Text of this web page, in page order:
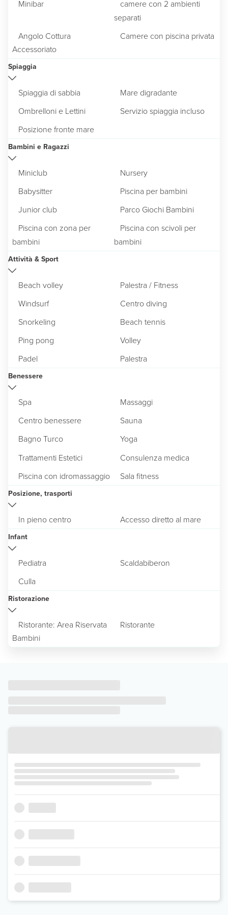
Minibar
camere con 2 ambienti
separati
Angolo Cottura
Accessoriato
Camere con piscina privata
Spiaggia
Spiaggia di sabbia
Mare digradante
Ombrelloni e Lettini
Servizio spiaggia incluso
Posizione fronte mare
Bambini e Ragazzi
Miniclub
Nursery
Babysitter
Piscina per bambini
Junior club
Parco Giochi Bambini
Piscina con zona per
bambini
Piscina con scivoli per
bambini
Attività & Sport
Beach volley
Palestra / Fitness
Windsurf
Centro diving
Snorkeling
Beach tennis
Ping pong
Volley
Padel
Palestra
Benessere
Spa
Massaggi
Centro benessere
Sauna
Bagno Turco
Yoga
Trattamenti Estetici
Consulenza medica
Piscina con idromassaggio
Sala fitness
Posizione, trasporti
In pieno centro Accesso diretto al mare
Infant
Pediatra
Scaldabiberon
Culla
Ristorazione
Ristorante: Area Riservata
Bambini
Ristorante